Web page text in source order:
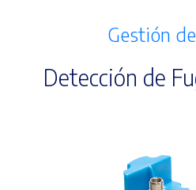
Gestión
Detección de